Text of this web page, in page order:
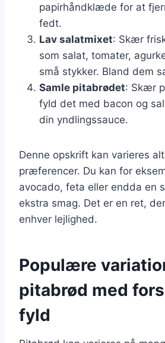
papirhåndklæde for at
fedt.
Lav salatmixet: Skær
som salat, tomater,
små stykker. Bland dem
Samle pitabrødet: Skær
fyld det med bacon og
din yndlingssauce.
Denne opskrift kan varieres
præferencer. Du kan for
avocado, feta eller endda en
ekstra smag. Det er en ret,
enhver lejlighed.
Populære
pitabrød med
fyld